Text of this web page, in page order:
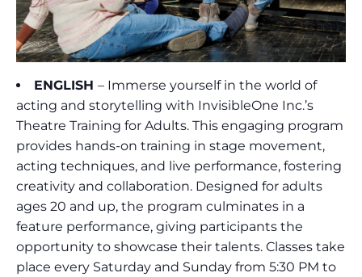
ENGLISH – Immerse yourself in the world of
acting and storytelling with InvisibleOne Inc.’s
Theatre Training for Adults. This engaging program
provides hands-on training in stage movement,
acting techniques, and live performance, fostering
creativity and collaboration. Designed for adults
ages 20 and up, the program culminates in a
feature performance, giving participants the
opportunity to showcase their talents. Classes take
place every Saturday and Sunday from 5:30 PM to